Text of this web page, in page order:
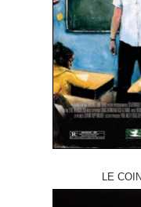
LE